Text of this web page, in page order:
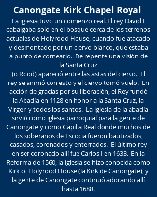
Canongate Kirk Chapel Royal
La iglesia tuvo un comienzo real. El rey David I
cabalgaba solo en el bosque cerca de los terrenos
actuales de Holyrood House, cuando fue atacado
y desmontado por un ciervo blanco, que estaba
a punto de cornearlo. De repente una visión de
la Santa Cruz
(o Rood) apareció entre las astas del ciervo. El
rey se animó con esto y el ciervo tomó vuelo. En
acción de gracias por su liberación, el Rey fundó
la Abadía en 1128 en honor a la Santa Cruz, la
Virgen y todos los santos. La iglesia de la abadía
sirvió como iglesia parroquial para la gente de
Canongate y como Capilla Real donde muchos de
los soberanos de Escocia fueron bautizados,
casados, coronados y enterrados. El último rey
en ser coronado allí fue Carlos I en 1633. En la
Reforma de 1560, la iglesia se hizo conocida como
Kirk of Holyrood House (la Kirk de Canongate), y
la gente de Canongate continuó adorando allí
hasta 1688.